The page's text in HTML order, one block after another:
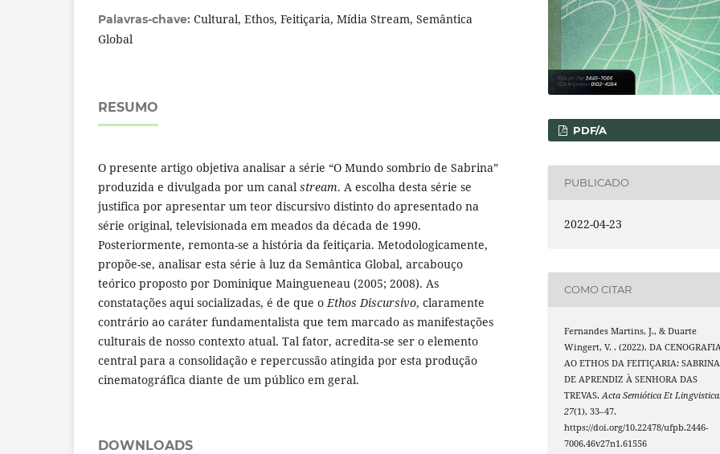
Palavras-chave: Cultural, Ethos, Feitiçaria, Mídia Stream, Semântica
Global
RESUMO
O presente artigo objetiva analisar a série “O Mundo sombrio de Sabrina”
produzida e divulgada por um canal stream. A escolha desta série se
justifica por apresentar um teor discursivo distinto do apresentado na
série original, televisionada em meados da década de 1990.
Posteriormente, remonta-se a história da feitiçaria. Metodologicamente,
propõe-se, analisar esta série à luz da Semântica Global, arcabouço
teórico proposto por Dominique Maingueneau (2005; 2008). As
constatações aqui socializadas, é de que o Ethos Discursivo, claramente
contrário ao caráter fundamentalista que tem marcado as manifestações
culturais de nosso contexto atual. Tal fator, acredita-se ser o elemento
central para a consolidação e repercussão atingida por esta produção
cinematográfica diante de um público em geral.
DOWNLOADS
PDF/A
PUBLICADO
2022-04-23
COMO CITAR
Fernandes Martins, J., & Duarte
Wingert, V. . (2022). DA
AO ETHOS DA FEITIÇARIA:
DE APRENDIZ À SENHORA DAS
TREVAS.Acta Semiótica Et Lingvistica
27(1), 33–47.
https://doi.org/10.22478/ufpb.2446-
7006.46v27n1.61556